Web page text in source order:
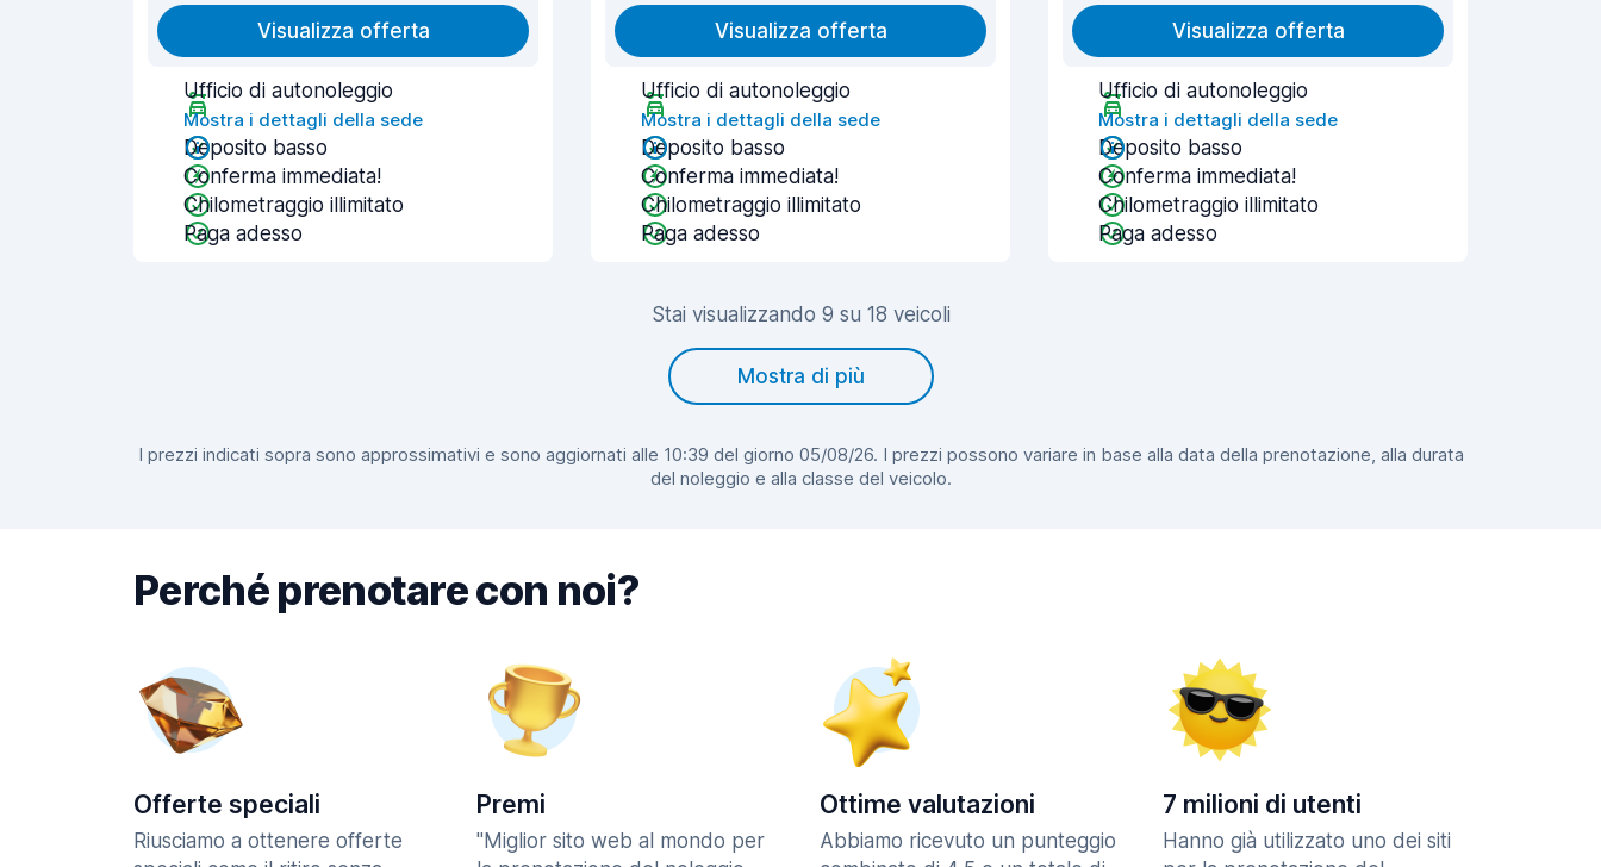
Visualizza offerta
Ufficio di autonoleggio
Mostra i dettagli della sede
Deposito basso
Conferma immediata!
Chilometraggio illimitato
Paga adesso
Visualizza offerta
Ufficio di autonoleggio
Mostra i dettagli della sede
Deposito basso
Conferma immediata!
Chilometraggio illimitato
Paga adesso
Visualizza offerta
Ufficio di autonoleggio
Mostra i dettagli della sede
Deposito basso
Conferma immediata!
Chilometraggio illimitato
Paga adesso
Stai visualizzando 9 su 18 veicoli
Mostra di più
I prezzi indicati sopra sono approssimativi e sono aggiornati alle 10:39 del giorno 05/08/26. I prezzi possono variare in base alla data della prenotazione, alla durata
del noleggio e alla classe del veicolo.
Perché prenotare con noi?
Offerte speciali
Riusciamo a ottenere offerte
Premi
"Miglior sito web al mondo per
Ottime valutazioni
Abbiamo ricevuto un punteggio
7 milioni di utenti
Hanno già utilizzato uno dei siti